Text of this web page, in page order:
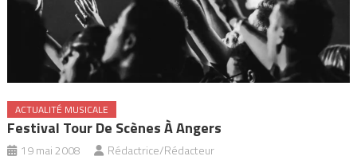
ACTUALITÉ MUSICALE
Festival Tour De Scènes À Angers
19 mai 2008
Rédactrice/Rédacteur